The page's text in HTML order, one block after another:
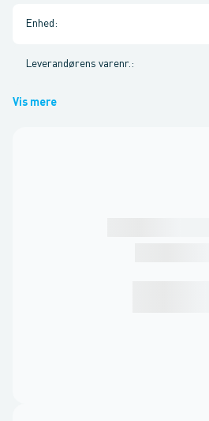
Enhed :
Leverandørens varenr. :
Vis mere